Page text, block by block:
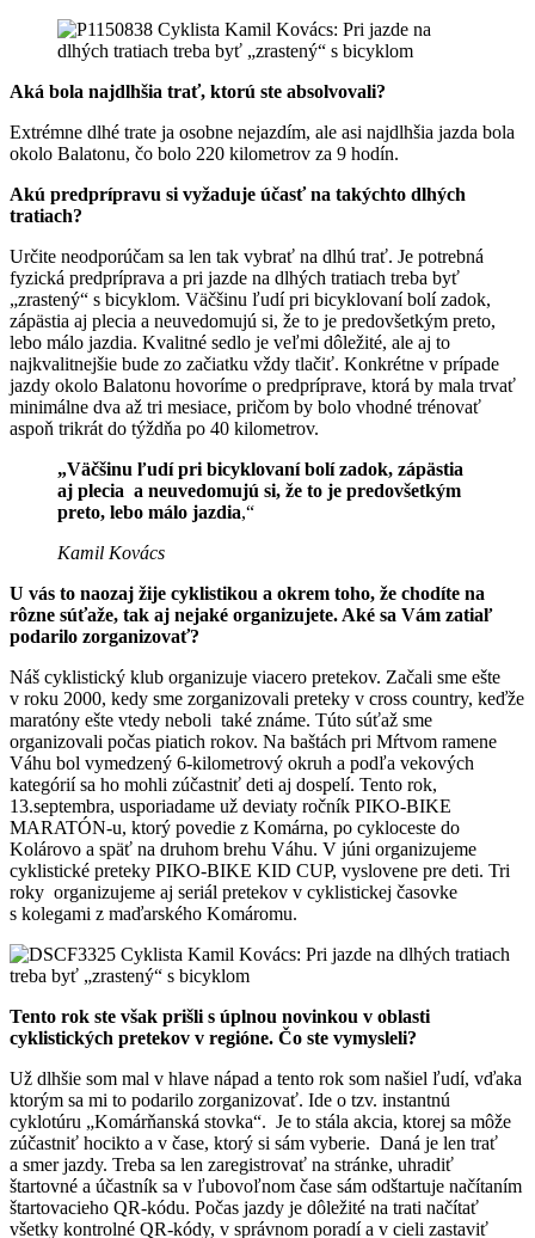
Aká bola najdlhšia trať, ktorú ste absolvovali?
Extrémne dlhé trate ja osobne nejazdím, ale asi najdlhšia jazda bola
okolo Balatonu, čo bolo 220 kilometrov za 9 hodín.
Akú predprípravu si vyžaduje účasť na takýchto dlhých
tratiach?
Určite neodporúčam sa len tak vybrať na dlhú trať. Je potrebná
fyzická predpríprava a pri jazde na dlhých tratiach treba byť
„zrastený“ s bicyklom. Väčšinu ľudí pri bicyklovaní bolí zadok,
zápästia aj plecia a neuvedomujú si, že to je predovšetkým preto,
lebo málo jazdia. Kvalitné sedlo je veľmi dôležité, ale aj to
najkvalitnejšie bude zo začiatku vždy tlačiť. Konkrétne v prípade
jazdy okolo Balatonu hovoríme o predpríprave, ktorá by mala trvať
minimálne dva až tri mesiace, pričom by bolo vhodné trénovať
aspoň trikrát do týždňa po 40 kilometrov.
„Väčšinu ľudí pri bicyklovaní bolí zadok, zápästia
aj plecia a neuvedomujú si, že to je predovšetkým
preto, lebo málo jazdia,“
Kamil Kovács
U vás to naozaj žije cyklistikou a okrem toho, že chodíte na
rôzne súťaže, tak aj nejaké organizujete. Aké sa Vám zatiaľ
podarilo zorganizovať?
Náš cyklistický klub organizuje viacero pretekov. Začali sme ešte
v roku 2000, kedy sme zorganizovali preteky v cross country, keďže
maratóny ešte vtedy neboli také známe. Túto súťaž sme
organizovali počas piatich rokov. Na baštách pri Mŕtvom ramene
Váhu bol vymedzený 6-kilometrový okruh a podľa vekových
kategórií sa ho mohli zúčastniť deti aj dospelí. Tento rok,
13.septembra, usporiadame už deviaty ročník PIKO-BIKE
MARATÓN-u, ktorý povedie z Komárna, po cykloceste do
Kolárovo a späť na druhom brehu Váhu. V júni organizujeme
cyklistické preteky PIKO-BIKE KID CUP, vyslovene pre deti. Tri
roky organizujeme aj seriál pretekov v cyklistickej časovke
s kolegami z maďarského Komáromu.
Tento rok ste však prišli s úplnou novinkou v oblasti
cyklistických pretekov v regióne. Čo ste vymysleli?
Už dlhšie som mal v hlave nápad a tento rok som našiel ľudí, vďaka
ktorým sa mi to podarilo zorganizovať. Ide o tzv. instantnú
cyklotúru „Komárňanská stovka“. Je to stála akcia, ktorej sa môže
zúčastniť hocikto a v čase, ktorý si sám vyberie. Daná je len trať
a smer jazdy. Treba sa len zaregistrovať na stránke, uhradiť
štartovné a účastník sa v ľubovoľnom čase sám odštartuje načítaním
štartovacieho QR-kódu. Počas jazdy je dôležité na trati načítať
všetky kontrolné QR-kódy, v správnom poradí a v cieli zastaviť